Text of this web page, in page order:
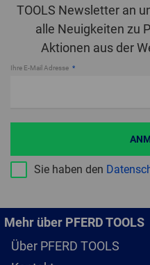
TOOLS Newsletter an
alle Neuigkeiten zu
Aktionen aus der
Ihre E-Mail Adresse
Sie haben den
Mehr über PFERD TOOLS
Über PFERD TOOLS